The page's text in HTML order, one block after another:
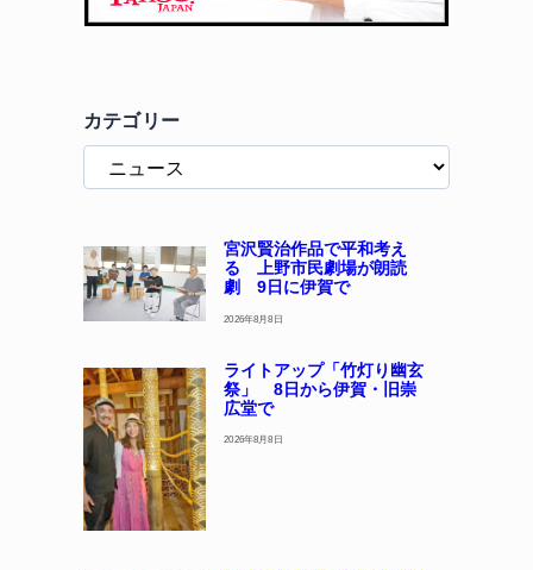
カテゴリー
宮沢賢治作品で平和考え
る 上野市民劇場が朗読
劇 9日に伊賀で
2026年8月8日
ライトアップ「竹灯り幽玄
祭」 8日から伊賀・旧崇
広堂で
2026年8月8日